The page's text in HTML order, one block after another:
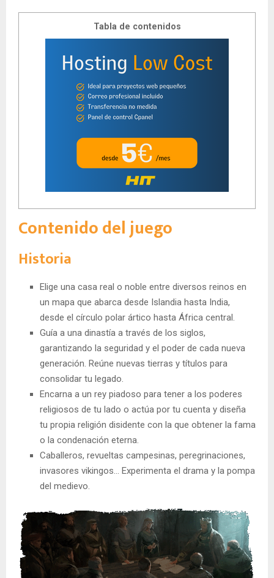
Tabla de contenidos
Contenido del juego
Historia
Elige una casa real o noble entre diversos reinos en
un mapa que abarca desde Islandia hasta India,
desde el círculo polar ártico hasta África central.
Guía a una dinastía a través de los siglos,
garantizando la seguridad y el poder de cada nueva
generación. Reúne nuevas tierras y títulos para
consolidar tu legado.
Encarna a un rey piadoso para tener a los poderes
religiosos de tu lado o actúa por tu cuenta y diseña
tu propia religión disidente con la que obtener la fama
o la condenación eterna.
Caballeros, revueltas campesinas, peregrinaciones,
invasores vikingos… Experimenta el drama y la pompa
del medievo.